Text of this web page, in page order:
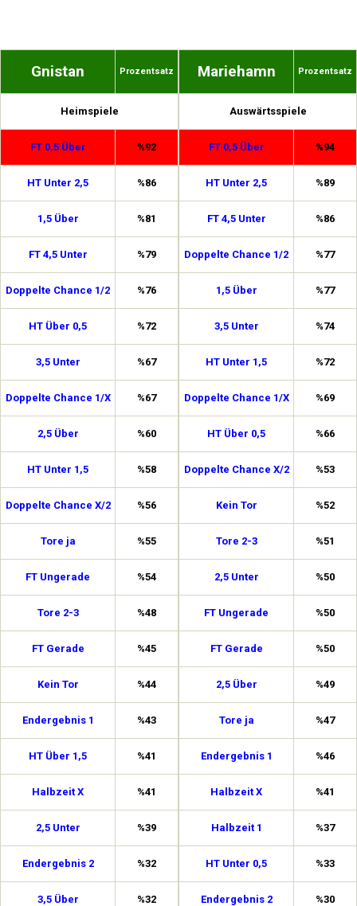
Gnistan Prozentsatz
Heimspiele
FT 0,5 Über %92
HT Unter 2,5 %86
1,5 Über %81
FT 4,5 Unter %79
Doppelte Chance 1/2 %76
HT Über 0,5 %72
3,5 Unter %67
Doppelte Chance 1/X %67
2,5 Über %60
HT Unter 1,5 %58
Doppelte Chance X/2 %56
Tore ja %55
FT Ungerade %54
Tore 2-3 %48
FT Gerade %45
Kein Tor %44
Endergebnis 1 %43
HT Über 1,5 %41
Halbzeit X %41
2,5 Unter %39
Endergebnis 2 %32
3,5 Über %32
Mariehamn Prozentsatz
Auswärtsspiele
FT 0,5 Über %94
HT Unter 2,5 %89
FT 4,5 Unter %86
Doppelte Chance 1/2 %77
1,5 Über %77
3,5 Unter %74
HT Unter 1,5 %72
Doppelte Chance 1/X %69
HT Über 0,5 %66
Doppelte Chance X/2 %53
Kein Tor %52
Tore 2-3 %51
2,5 Unter %50
FT Ungerade %50
FT Gerade %50
2,5 Über %49
Tore ja %47
Endergebnis 1 %46
Halbzeit X %41
Halbzeit 1 %37
HT Unter 0,5 %33
Endergebnis 2 %30